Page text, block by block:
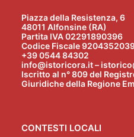
Piazza della Resistenza, 6
48011 Alfonsine (RA)
Partita IVA 02291890396
Codice Fiscale
+39 0544 84302
info@istoricora.it –
Iscritto al n° 809 del
Giuridiche della Regione
CONTESTI LOCALI